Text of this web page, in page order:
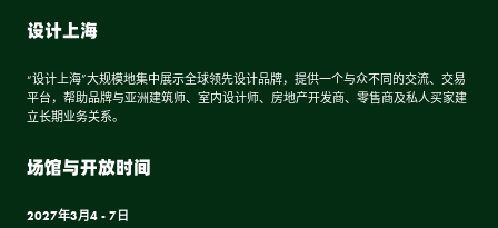
设计上海
“设计上海”大规模地集中展示全球领先设计品牌，提供一个与众不同的交流、交易
平台，帮助品牌与亚洲建筑师、室内设计师、房地产开发商、零售商及私人买家建
立长期业务关系。
场馆与开放时间
2027年3月4 - 7日